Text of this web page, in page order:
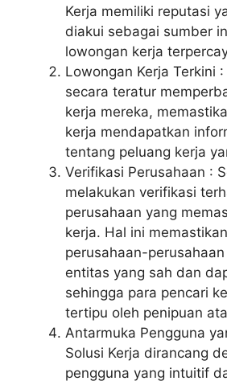
Kerja memiliki reputasi
diakui sebagai sumber
lowongan kerja
Lowongan Kerja Terkini :
secara teratur
kerja mereka,
kerja mendapatkan
tentang peluang kerja
Verifikasi Perusahaan :
melakukan verifikasi
perusahaan yang
kerja. Hal ini
perusahaan-
entitas yang sah dan
sehingga para pencari
tertipu oleh penipuan
Antarmuka Pengguna
Solusi Kerja dirancang
pengguna yang intuitif